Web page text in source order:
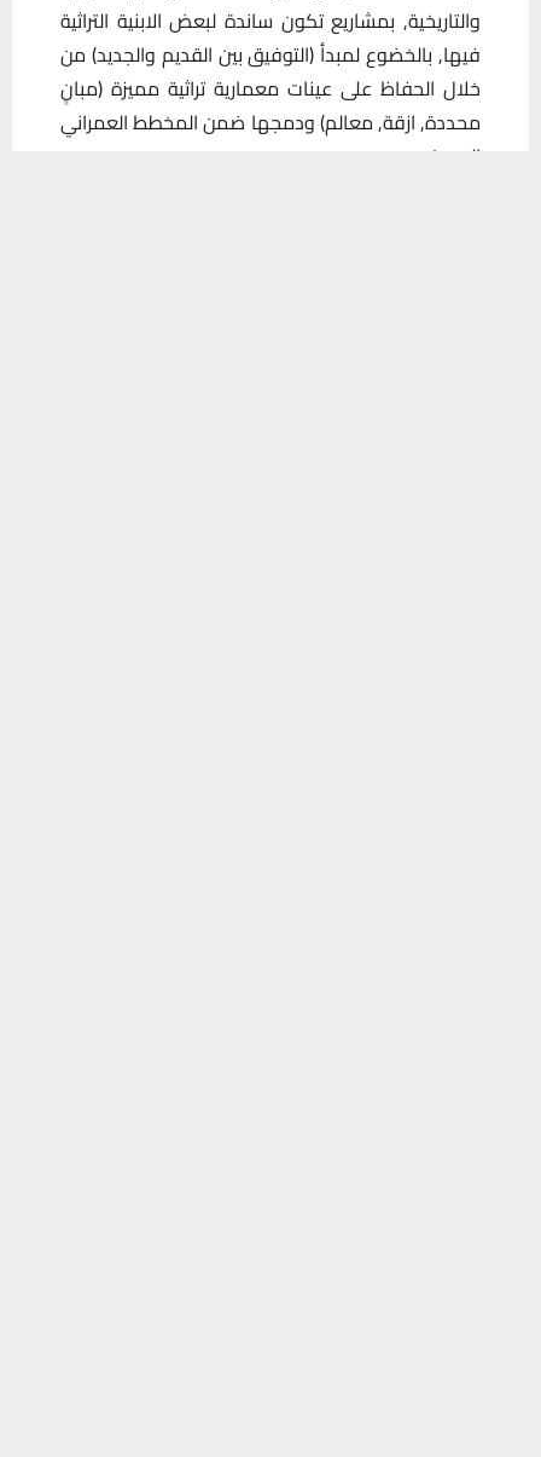
والتاريخية, بمشاريع تكون ساندة لبعض الابنية التراثية
فيها, بالخضوع لمبدأ (التوفيق بين القديم والجديد) من
خلال الحفاظ على عينات معمارية تراثية مميزة (مبانٍ
محددة, ازقة, معالم) ودمجها ضمن المخطط العمراني
الحديث.